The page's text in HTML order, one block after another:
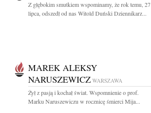
Z głębokim smutkiem wspominamy, że rok temu, 27
lipca, odszedł od nas Witold Duński Dziennikarz...
MAREK ALEKSY
NARUSZEWICZ WARSZAWA
Żył z pasją i kochał świat. Wspomnienie o prof.
Marku Naruszewiczu w rocznicę śmierci Mija...